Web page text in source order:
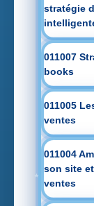
stratégie
011007
books
011005
ventes
011004
son site
ventes